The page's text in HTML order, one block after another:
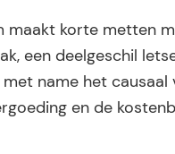
maakt korte metten
een deelgeschil
name het
en de